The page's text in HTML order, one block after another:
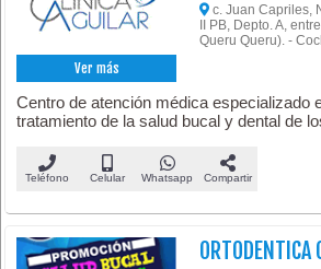
Ver más
c. Juan Capriles,
II PB, Depto. A,
Queru Queru). -
Centro de atención médica especializado
tratamiento de la salud bucal y dental de
Teléfono Celular Whatsapp Compartir
ORTODENTICA